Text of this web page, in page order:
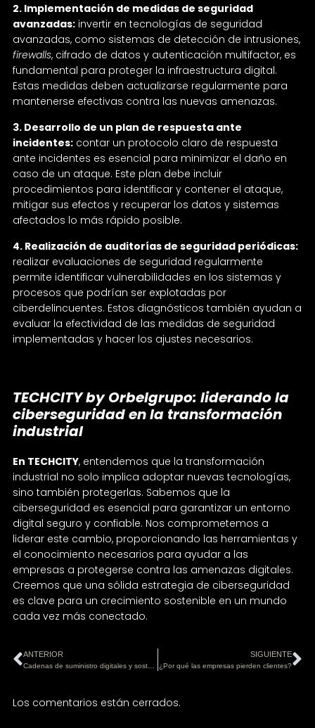
2. Implementación de medidas de seguridad
avanzadas: invertir en tecnologías de seguridad
avanzadas, como sistemas de detección de intrusiones,
firewalls, cifrado de datos y autenticación multifactor, es
fundamental para proteger la infraestructura digital.
Estas medidas deben actualizarse regularmente para
mantenerse efectivas contra las nuevas amenazas.
3. Desarrollo de un plan de respuesta ante
incidentes: contar un protocolo claro de respuesta
ante incidentes es esencial para minimizar el daño en
caso de un ataque. Este plan debe incluir
procedimientos para identificar y contener el ataque,
mitigar sus efectos y recuperar los datos y sistemas
afectados lo más rápido posible.
4. Realización de auditorías de seguridad periódicas:
realizar evaluaciones de seguridad regularmente
permite identificar vulnerabilidades en los sistemas y
procesos que podrían ser explotadas por
ciberdelincuentes. Estos diagnósticos también ayudan a
evaluar la efectividad de las medidas de seguridad
implementadas y hacer los ajustes necesarios.
TECHCITY by Orbelgrupo: liderando la
ciberseguridad en la transformación
industrial
En TECHCITY, entendemos que la transformación
industrial no solo implica adoptar nuevas tecnologías,
sino también protegerlas. Sabemos que la
ciberseguridad es esencial para garantizar un entorno
digital seguro y confiable. Nos comprometemos a
liderar este cambio, proporcionando las herramientas y
el conocimiento necesarios para ayudar a las
empresas a protegerse contra las amenazas digitales.
Creemos que una sólida estrategia de ciberseguridad
es clave para un crecimiento sostenible en un mundo
cada vez más conectado.
ANTERIOR SIGUIENTE
¿Por qué las empresas pierden clientes?
Los comentarios están cerrados.